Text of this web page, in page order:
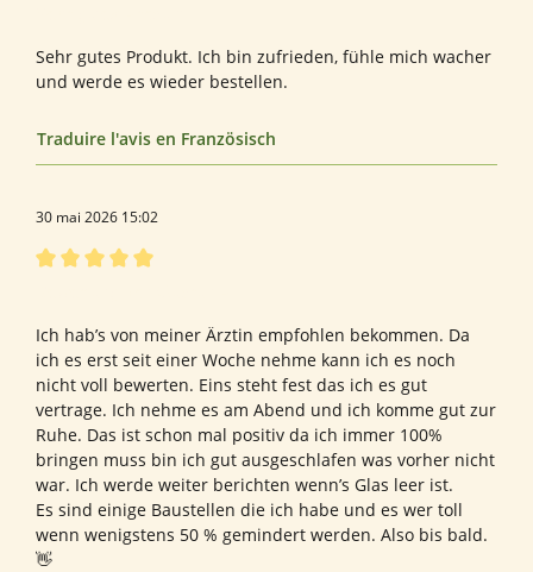
Sehr gutes Produkt. Ich bin zufrieden, fühle mich wacher
und werde es wieder bestellen.
Traduire l'avis en Französisch
30 mai 2026 15:02
Ich hab’s von meiner Ärztin empfohlen bekommen. Da
ich es erst seit einer Woche nehme kann ich es noch
nicht voll bewerten. Eins steht fest das ich es gut
vertrage. Ich nehme es am Abend und ich komme gut zur
Ruhe. Das ist schon mal positiv da ich immer 100%
bringen muss bin ich gut ausgeschlafen was vorher nicht
war. Ich werde weiter berichten wenn’s Glas leer ist.
Es sind einige Baustellen die ich habe und es wer toll
wenn wenigstens 50 % gemindert werden. Also bis bald.
👋